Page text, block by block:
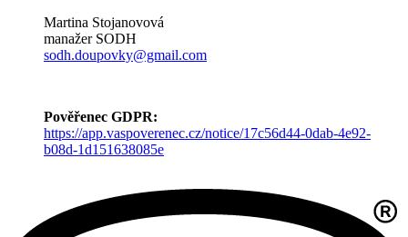
Martina Stojanovová
manažer SODH
sodh.doupovky@gmail.com
Pověřenec GDPR:
https://app.vaspoverenec.cz/notice/17c56d44-0dab-4e92-
b08d-1d151638085e